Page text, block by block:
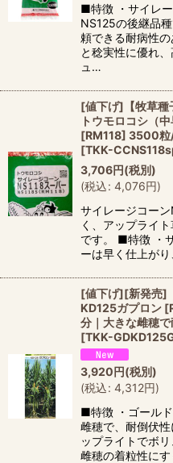
■特徴 ・サイレ
NS125の後継品
頼できる耐病性
と稔実性に優れ
ュ…
[値下げ]【牧草種
トウモロコシ（
[RM118] 3500粒
[TKK-
3,706円(税別)
(税込: 4,076円)
サイレージコー
く、アップライ
です。 ■特徴 ・
ーは早く仕上が
[値下げ][新発売]
KD125ガプロン
分｜大きな雌穂
[TKK-
3,920円(税別)
(税込: 4,312円)
■特徴 ・ゴール
雌穂で、耐倒伏
ップライトでボ
雌穂の着粒性に